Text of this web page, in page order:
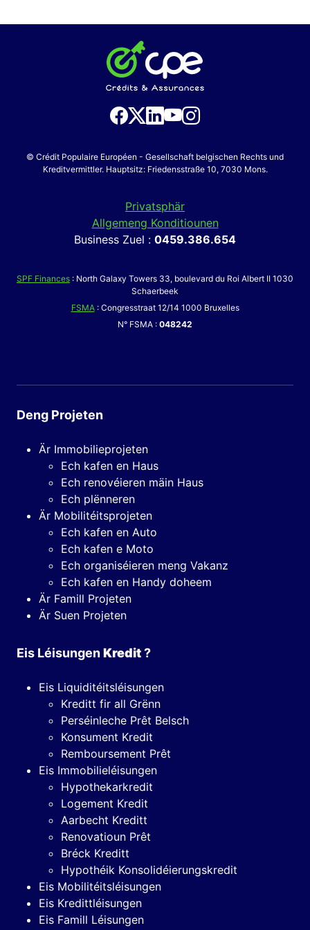
© Crédit Populaire Européen - Gesellschaft belgischen Rechts und
Kreditvermittler. Hauptsitz: Friedensstraße 10, 7030 Mons.
Privatsphär
Allgemeng Konditiounen
Business Zuel : 0459.386.654
SPF Finances : North Galaxy Towers 33, boulevard du Roi Albert II 1030
Schaerbeek
FSMA: Congresstraat 12/14 1000 Bruxelles
N° FSMA : 048242
Deng Projeten
Är Immobilieprojeten
Ech kafen en Haus
Ech renovéieren mäin Haus
Ech plënneren
Är Mobilitéitsprojeten
Ech kafen en Auto
Ech kafen e Moto
Ech organiséieren meng Vakanz
Ech kafen en Handy doheem
Är Famill Projeten
Är Suen Projeten
Eis LéisungenKredit?
Eis Liquiditéitsléisungen
Kreditt fir all Grënn
Perséinleche Prêt Belsch
Konsument Kredit
Remboursement Prêt
Eis Immobilieléisungen
Hypothekarkredit
Logement Kredit
Aarbecht Kreditt
Renovatioun Prêt
Bréck Kreditt
Hypothéik Konsolidéierungskredit
Eis Mobilitéitsléisungen
Eis Kredittléisungen
Eis Famill Léisungen